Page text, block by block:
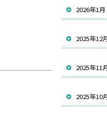
2026年1月
2025年12
2025年11
2025年10